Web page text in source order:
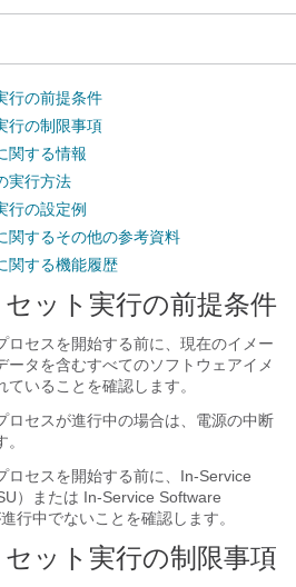
行の前提条件
行の制限事項
関する情報
実行方法
行の設定例
関するその他の参考資料
関する機能履歴
ット実行の前提条件
ロセスを開始する前に、現在のイメー
ータを含むすべてのソフトウェアイメ
いることを確認します。
ロセスが進行中の場合は、電源の中断
ロセスを開始する前に、In-Service
）または In-Service Software
行中でないことを確認します。
ット実行の制限事項